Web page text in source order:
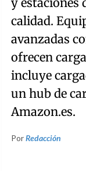
calidad.
avanzadas
ofrecen
incluye
un hub de
Amazon.es.
PorRedacción